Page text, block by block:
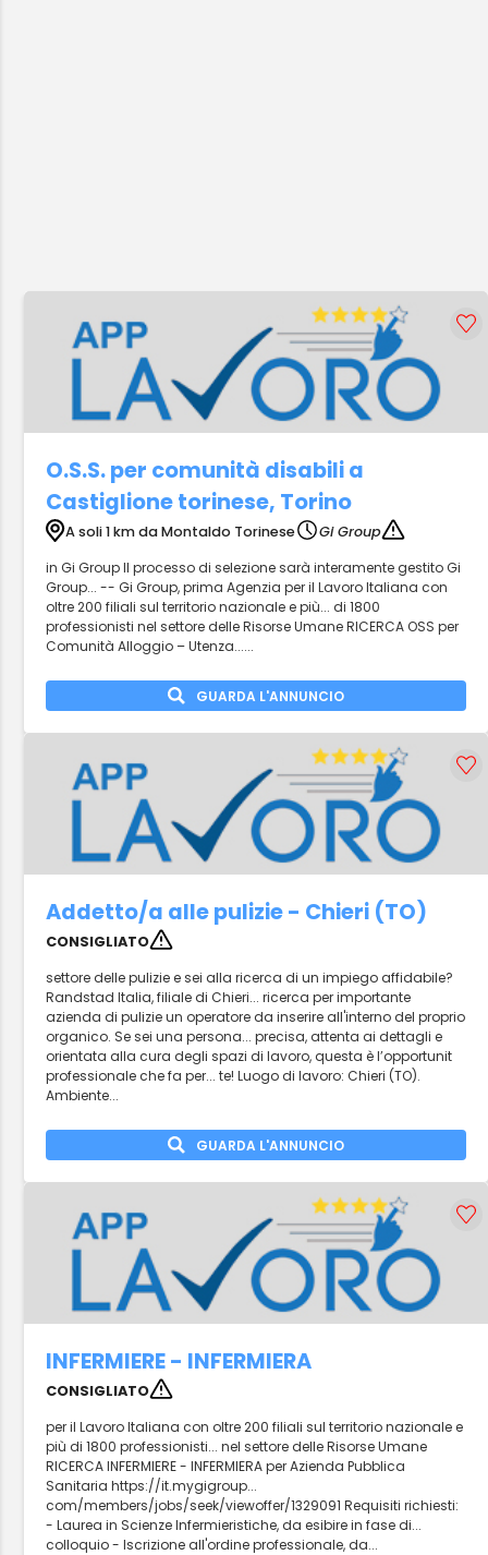
O.S.S. per comunità disabili a
Castiglione torinese, Torino
A soli 1 km da Montaldo Torinese
Gi Group
in Gi Group Il processo di selezione sarà interamente gestito Gi
Group... -- Gi Group, prima Agenzia per il Lavoro Italiana con
oltre 200 filiali sul territorio nazionale e più... di 1800
professionisti nel settore delle Risorse Umane RICERCA OSS per
Comunità Alloggio – Utenza......
GUARDA L'ANNUNCIO
Addetto/a alle pulizie - Chieri (TO)
CONSIGLIATO
settore delle pulizie e sei alla ricerca di un impiego affidabile?
Randstad Italia, filiale di Chieri... ricerca per importante
azienda di pulizie un operatore da inserire all'interno del proprio
organico. Se sei una persona... precisa, attenta ai dettagli e
orientata alla cura degli spazi di lavoro, questa è l’opportunit
professionale che fa per... te! Luogo di lavoro: Chieri (TO).
Ambiente...
GUARDA L'ANNUNCIO
INFERMIERE - INFERMIERA
CONSIGLIATO
per il Lavoro Italiana con oltre 200 filiali sul territorio nazionale e
più di 1800 professionisti... nel settore delle Risorse Umane
RICERCA INFERMIERE - INFERMIERA per Azienda Pubblica
Sanitaria https://it.mygigroup...
com/members/jobs/seek/viewoffer/1329091 Requisiti richiesti:
- Laurea in Scienze Infermieristiche, da esibire in fase di...
colloquio - Iscrizione all'ordine professionale, da...